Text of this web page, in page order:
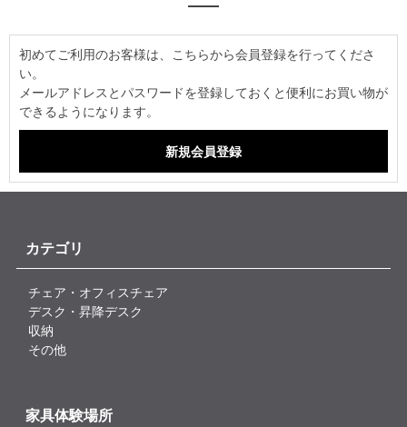
初めてご利用のお客様は、こちらから会員登録を行ってくださ
い。
メールアドレスとパスワードを登録しておくと便利にお買い物が
できるようになります。
カテゴリ
チェア・オフィスチェア
デスク・昇降デスク
収納
その他
家具体験場所